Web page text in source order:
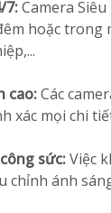
7:Camera
hoặc
cao:Các
xác mọi chi
sức:Việc
chỉnh ánh